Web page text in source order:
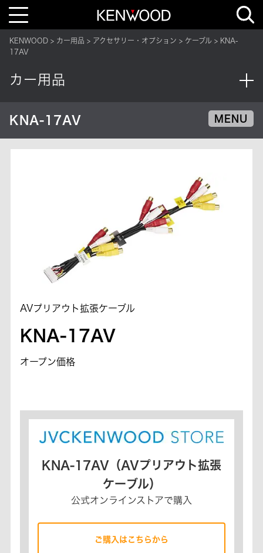
T
l
e
v
i
i
o
KENWOOD カー用品 アクセサリー・オプション ケーブル
KNA-
17AV
カー用品
KNA-17AV MENU
AVプリアウト拡張ケーブル
KNA-17AV
オープン価格
KNA-17AV（AVプリアウト拡張
ケーブル）
公式オンラインストアで購入
ご購入はこちらから